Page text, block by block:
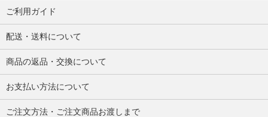
ご利用ガイド
配送・送料について
商品の返品・交換について
お支払い方法について
ご注文方法・ご注文商品お渡しまで